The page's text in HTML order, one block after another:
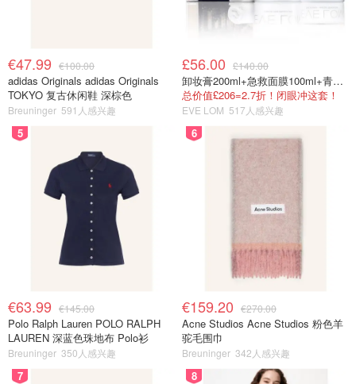
€47.99 €100.00
adidas Originals adidas Originals
TOKYO 复古休闲鞋 深棕色
Breuninger 591人感兴趣
£56.00 £140.00
卸妆膏200ml+急救面膜100ml+青春面霜15ml
总价值£206=2.7折！闭眼冲这套！
EVE LOM 517人感兴趣
5
€63.99 €145.00
Polo Ralph Lauren POLO RALPH
LAUREN 深蓝色珠地布 Polo衫
Breuninger 350人感兴趣
6
€159.20 €270.00
Acne Studios Acne Studios 粉色羊
驼毛围巾
Breuninger 342人感兴趣
7 8